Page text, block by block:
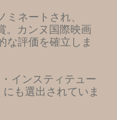
ネートされ、
。カンヌ国際映画
な評価を確立しま
インスティテュー
も選出されていま